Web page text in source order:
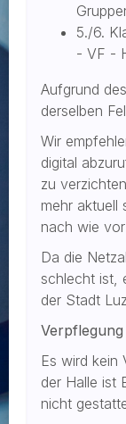
5./6.
- VF -
Aufgrund
derselben
Wir
digital
zu
mehr aktuell
nach wie
Da die
schlecht ist,
der Stadt
Verpflegung
Es wird kein
der Halle ist
nicht